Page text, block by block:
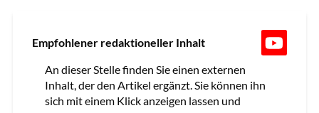
Empfohlener redaktioneller Inhalt
An dieser Stelle finden Sie einen externen
Inhalt, der den Artikel ergänzt. Sie können ihn
sich mit einem Klick anzeigen lassen und